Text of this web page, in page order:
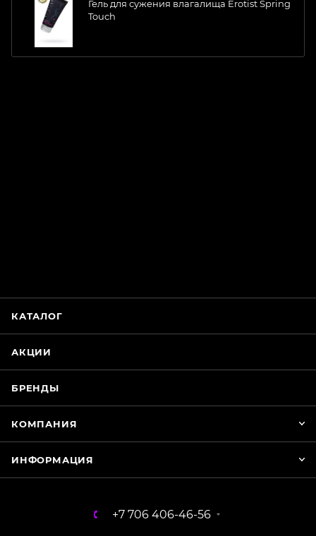
Гель для сужения влагалища Erotist Spring
Touch
КАТАЛОГ
АКЦИИ
БРЕНДЫ
КОМПАНИЯ
ИНФОРМАЦИЯ
+7 706 406-46-56
WhatsApp